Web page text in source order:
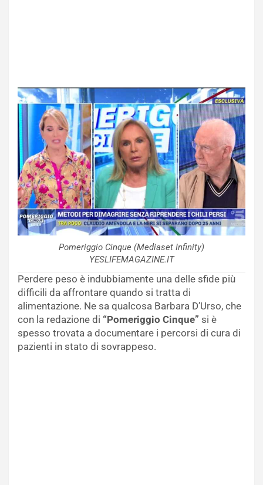
Pomeriggio Cinque (Mediaset Infinity)
YESLIFEMAGAZINE.IT
Perdere peso è indubbiamente una delle sfide più
difficili da affrontare quando si tratta di
alimentazione. Ne sa qualcosa Barbara D’Urso, che
con la redazione di “Pomeriggio Cinque” si è
spesso trovata a documentare i percorsi di cura di
pazienti in stato di sovrappeso.